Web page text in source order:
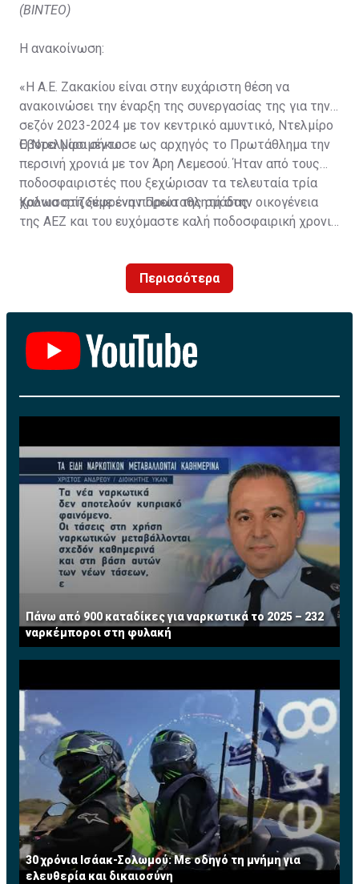
(ΒΙΝΤΕΟ)
Η ανακοίνωση:
«Η Α.Ε. Ζακακίου είναι στην ευχάριστη θέση να
ανακοινώσει την έναρξη της συνεργασίας της για την
σεζόν 2023-2024 με τον κεντρικό αμυντικό, Ντελμίρο
Έβορα Νασιμέντο.
Ο Ντελμίρο σήκωσε ως αρχηγός το Πρωτάθλημα την
περσινή χρονιά με τον Άρη Λεμεσού. Ήταν από τους
ποδοσφαιριστές που ξεχώρισαν τα τελευταία τρία
χρόνια στη ξέφρενη πορεία της ομάδας.
Καλωσορίζουμε έναν Πρωταθλητή στην οικογένεια
της ΑΕΖ και του ευχόμαστε καλή ποδοσφαιρική χρονιά
Περισσότερα
Πάνω από 900 καταδίκες για ναρκωτικά το 2025 – 232
ναρκέμποροι στη φυλακή
30 χρόνια Ισάακ-Σολωμού: Με οδηγό τη μνήμη για
ελευθερία και δικαιοσύνη